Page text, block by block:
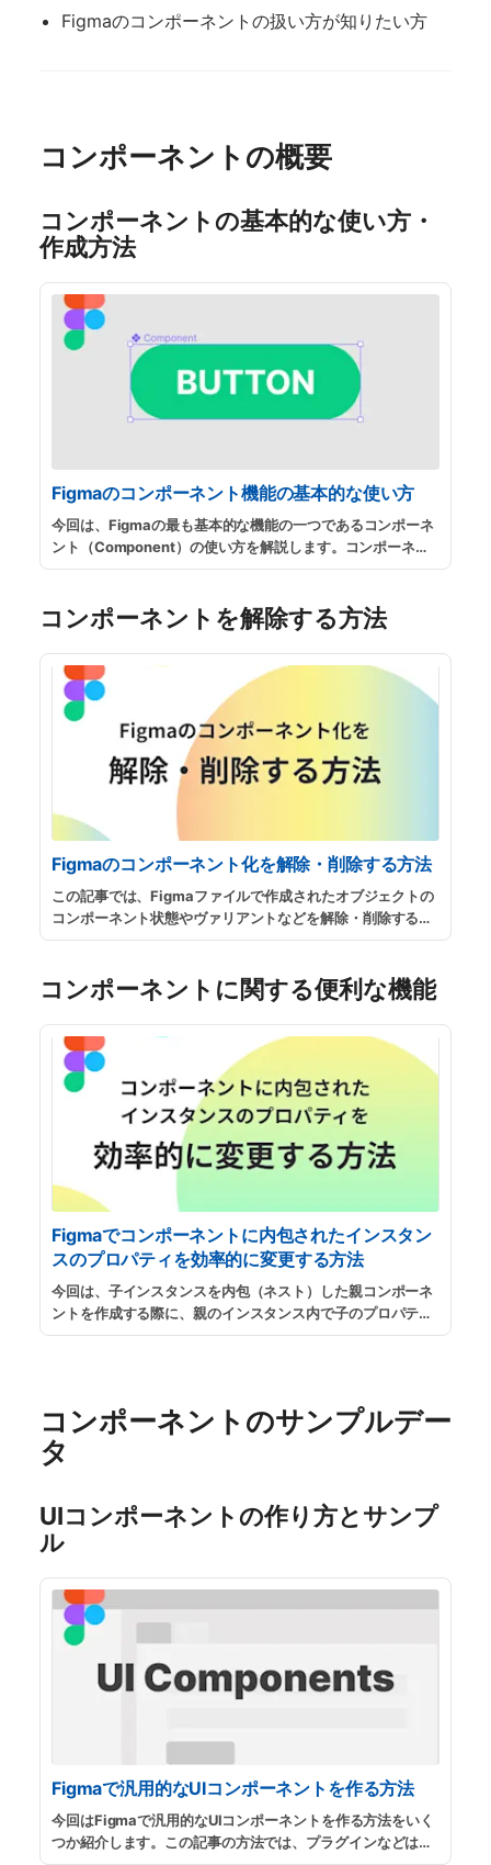
Figmaのコンポーネントの扱い方が知りたい方
コンポーネントの概要
コンポーネントの基本的な使い方 ・
作成方法
Figmaのコンポーネント機能の基本的な使い方
今回は、Figmaの最も基本的な機能の一つであるコンポーネ
ント（Component）の使い方を解説します。コンポーネン
トの使い方を知っているのといないのとでは、デザイン作業
す。 ...続きを読む
コンポーネントを解除する方法
Figmaのコンポーネント化を解除・削除する方法
この記事では、Figmaファイルで作成されたオブジェクトの
コンポーネント状態やヴァリアントなどを解除・削除する方
法を紹介します。不要になったコンポーネントを処分した
にしてください。 ...続きを読む
コンポーネントに関する便利な機能
Figmaでコンポーネントに内包されたインスタン
スのプロパティを効率的に変更する方法
今回は、子インスタンスを内包（ネスト）した親コンポーネ
ントを作成する際に、親のインスタンス内で子のプロパティ
を効率的に設定する方法を紹介します。テキストの説明だけ
コンポーネントのサンプルデー
タ
UIコンポーネントの作り方とサンプ
ル
Figmaで汎用的なUIコンポーネントを作る方法
今回はFigmaで汎用的なUIコンポーネントを作る方法をいく
つか紹介します。この記事の方法では、プラグインなどは利